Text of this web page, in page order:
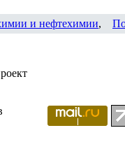
и нефтехимии,